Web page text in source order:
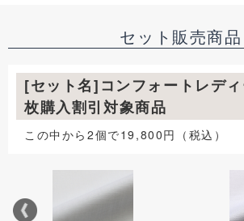
セット販売商品
[セット名]コンフォートレデ
枚購入割引対象商品
この中から2個で19,800円（税込）